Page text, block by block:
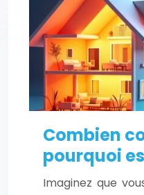
Combien
pourquoi
Imaginez que